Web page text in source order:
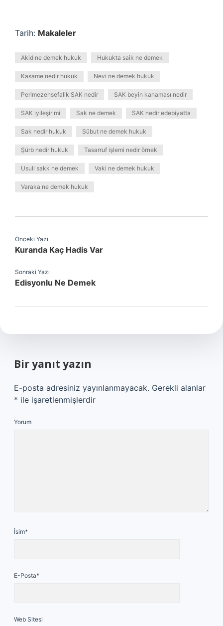
Tarih: Makaleler
Akid ne demek hukuk Hukukta saik ne demek
Kasame nedir hukuk Nevi ne demek hukuk
Perimezensefalik SAK nedir SAK beyin kanaması nedir
SAK iyileşir mi Sak ne demek SAK nedir edebiyatta
Sak nedir hukuk Sübut ne demek hukuk
Şürb nedir hukuk Tasarruf işlemi nedir örnek
Usuli sakk ne demek Vaki ne demek hukuk
Varaka ne demek hukuk
Önceki Yazı
Kuranda Kaç Hadis Var
Sonraki Yazı
Edisyonlu Ne Demek
Bir yanıt yazın
E-posta adresiniz yayınlanmayacak. Gerekli alanlar
* ile işaretlenmişlerdir
Yorum
İsim*
E-Posta*
Web Sitesi